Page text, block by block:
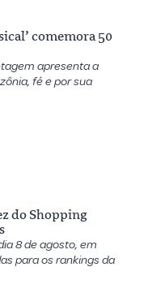
comemora 50
apresenta a
fé e por sua
do Shopping
8 de agosto, em
para os rankings da